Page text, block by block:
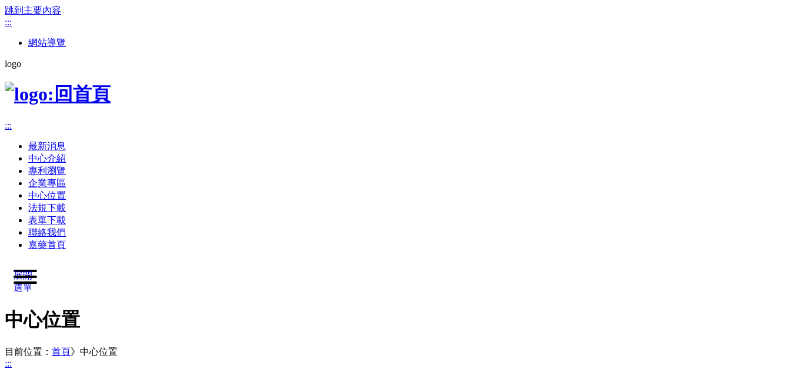
跳到主要內容
:::
網站導覽
logo
:::
最新消息
中心介紹
專利瀏覽
企業專區
中心位置
法規下載
表單下載
聯絡我們
嘉藥首頁
展開
選單
中心位置
目前位置： 首頁》 中心位置
:::